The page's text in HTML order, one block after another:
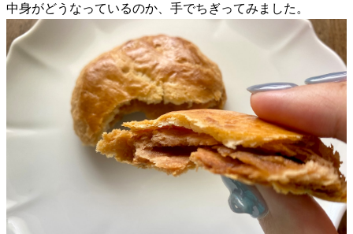
中身がどうなっているのか、手でちぎってみました。